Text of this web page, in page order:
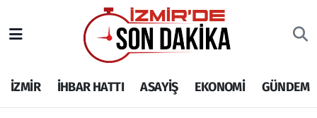
İZMİR İHBAR HATTI ASAYİŞ EKONOMİ GÜNDEM
İHBAR HATTI
İzmir Nöbetçi Eczaneler
İzmir Hava Durumu